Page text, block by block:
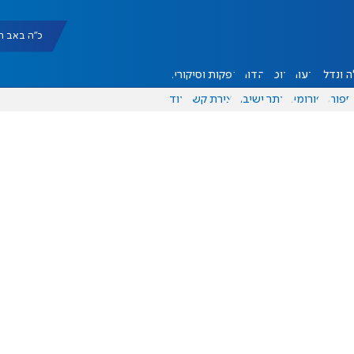
כ"ה באב תשפ"ו
ונדל"ן דעות אוכל יהדות הפקות וסיקורים
ספורט פורומים אתר ישיבה יצירת קשר עוד